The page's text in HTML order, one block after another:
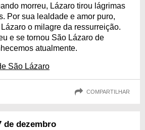
morreu, Lázaro tirou lágrimas
Por sua lealdade e amor puro,
o milagre da ressurreição.
e se tornou São Lázaro de
atualmente.
São Lázaro
COMPARTILHAR
de dezembro